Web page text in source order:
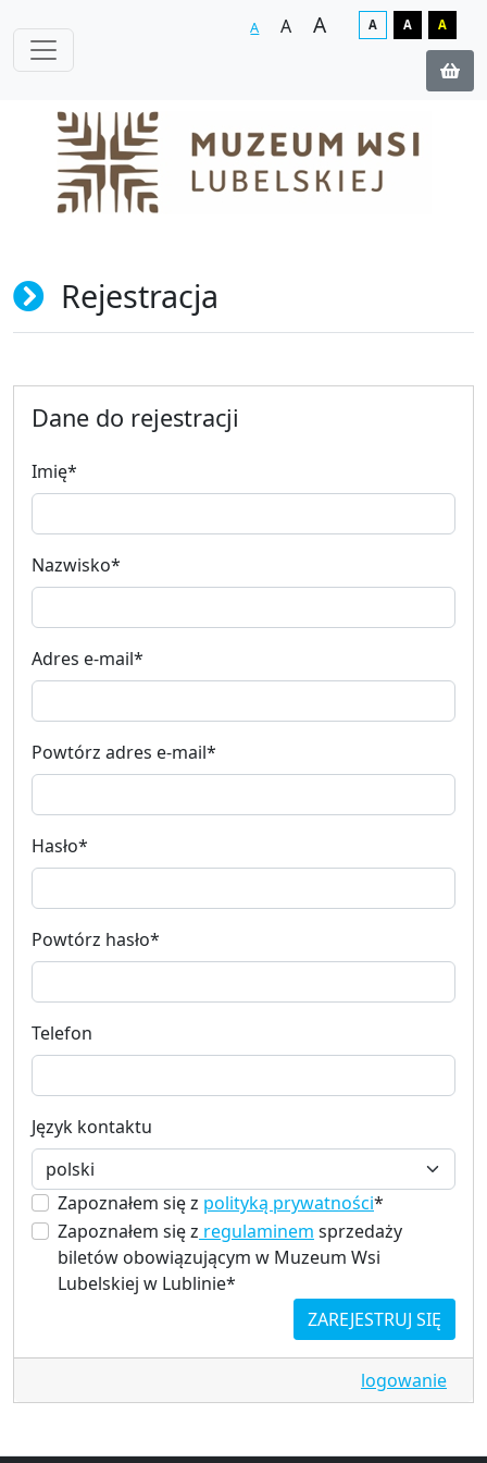
A A A A A A
Rejestracja
Dane do rejestracji
Imię*
Nazwisko*
Adres e-mail*
Powtórz adres e-mail*
Hasło*
Powtórz hasło*
Telefon
Język kontaktu
Zapoznałem się z polityką prywatności*
Zapoznałem się z regulaminem sprzedaży
biletów obowiązującym w Muzeum Wsi
Lubelskiej w Lublinie*
ZAREJESTRUJ SIĘ
logowanie